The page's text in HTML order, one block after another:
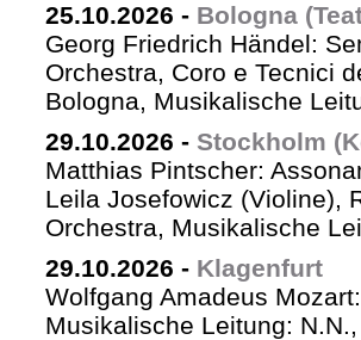
25.10.2026 - Bologna
Georg Friedrich Händel:
Orchestra, Coro e Tecnici
Bologna, Musikalische
29.10.2026 - Stockholm
Matthias Pintscher:
Leila Josefowicz (Violine),
Orchestra, Musikalische
29.10.2026 - Klagenfurt
Wolfgang Amadeus
Musikalische Leitung: